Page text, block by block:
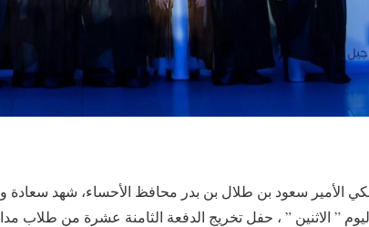
الأمير سعود بن طلال بن بدر محافظ الأحساء، شهد سعادة
” الاثنين ” ، حفل تخريج الدفعة الثامنة عشرة من طلاب